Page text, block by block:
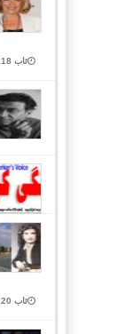
ئاب 18, 2018 Closed
ئاب 20, 2020 Closed